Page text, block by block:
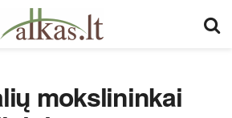
mokslininkai